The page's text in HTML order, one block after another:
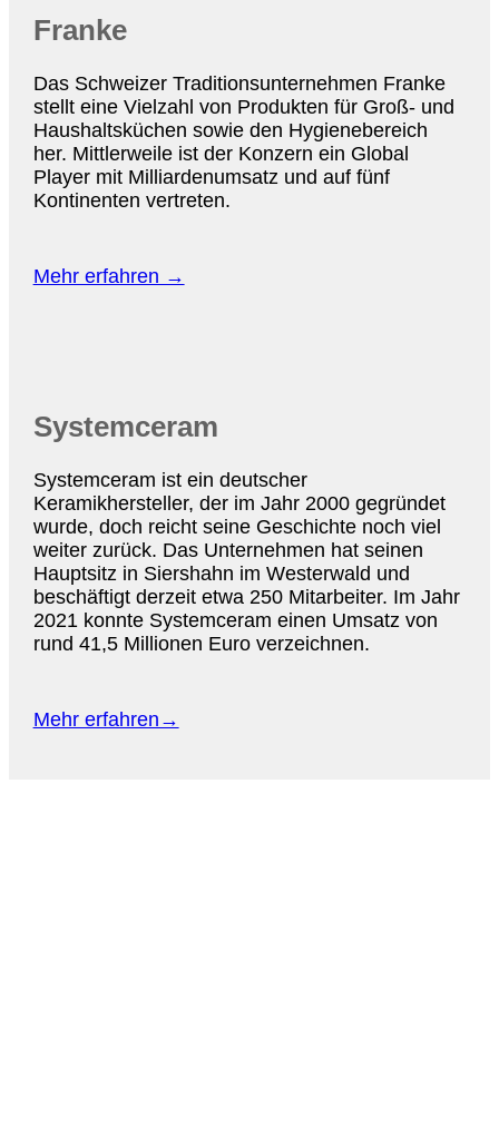
Franke
Das Schweizer Traditionsunternehmen Franke
stellt eine Vielzahl von Produkten für Groß- und
Haushaltsküchen sowie den Hygienebereich
her. Mittlerweile ist der Konzern ein Global
Player mit Milliardenumsatz und auf fünf
Kontinenten vertreten.
Mehr erfahren →
Systemceram
Systemceram ist ein deutscher
Keramikhersteller, der im Jahr 2000 gegründet
wurde, doch reicht seine Geschichte noch viel
weiter zurück. Das Unternehmen hat seinen
Hauptsitz in Siershahn im Westerwald und
beschäftigt derzeit etwa 250 Mitarbeiter. Im Jahr
2021 konnte Systemceram einen Umsatz von
rund 41,5 Millionen Euro verzeichnen.
Mehr erfahren→